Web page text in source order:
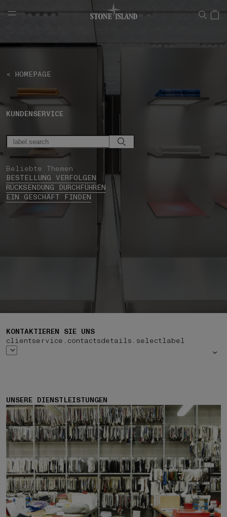
NAVIGATION.ARIA.GOTOMAINCONTENT
< HOMEPAGE
KUNDENSERVICE
Beliebte Themen
BESTELLUNG VERFOLGEN
RÜCKSENDUNG DURCHFÜHREN
EIN GESCHÄFT FINDEN
KONTAKTIEREN SIE UNS
clientservice.contactsdetails.selectlabel
UNSERE DIENSTLEISTUNGEN